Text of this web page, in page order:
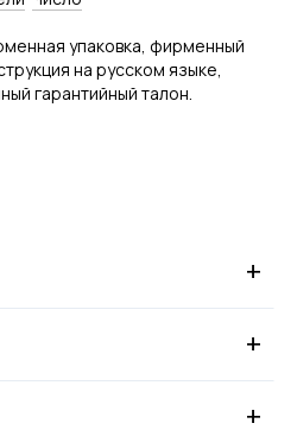
упаковка, фирменный
на русском языке,
гарантийный талон.
+
+
+